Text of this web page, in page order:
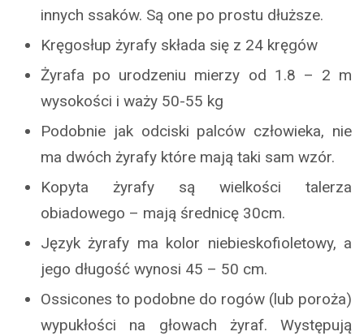
innych ssaków. Są one po prostu dłuższe.
Kręgosłup żyrafy składa się z 24 kręgów
Żyrafa po urodzeniu mierzy od 1.8 – 2 m
wysokości i waży 50-55 kg
Podobnie jak odciski palców człowieka, nie
ma dwóch żyrafy które mają taki sam wzór.
Kopyta żyrafy są wielkości talerza
obiadowego – mają średnicę 30cm.
Język żyrafy ma kolor niebieskofioletowy, a
jego długość wynosi 45 – 50 cm.
Ossicones to podobne do rogów (lub poroża)
wypukłości na głowach żyraf. Występują